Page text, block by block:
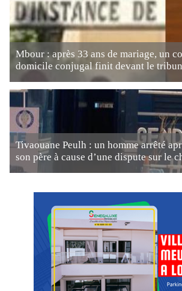
Mbour : après 33 ans de mariage, un
domicile conjugal finit devant le
Tivaouane Peulh : un homme arrêté
son père à cause d’une dispute sur le